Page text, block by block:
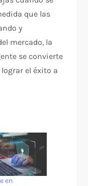
que las
y
mercado, la
se convierte
el éxito a
en